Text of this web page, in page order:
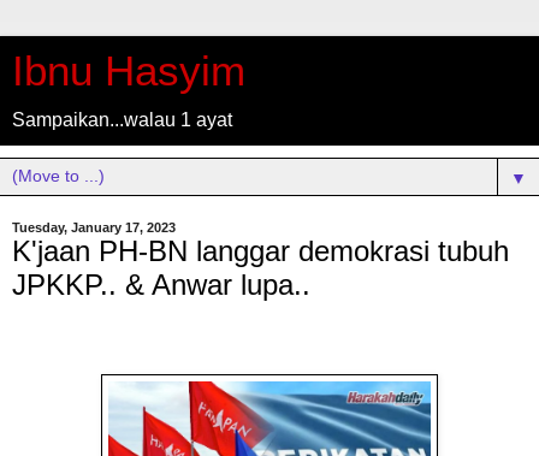
Ibnu Hasyim
Sampaikan...walau 1 ayat
▼
Tuesday, January 17, 2023
K'jaan PH-BN langgar demokrasi tubuh
JPKKP.. & Anwar lupa..